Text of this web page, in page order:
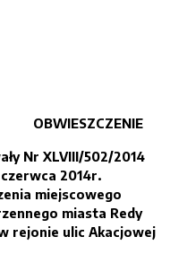
OBWIESZCZENIE
Nr XLVIII/502/2014
2014r.
miejscowego
miasta Redy
jonie ulic Akacjowej